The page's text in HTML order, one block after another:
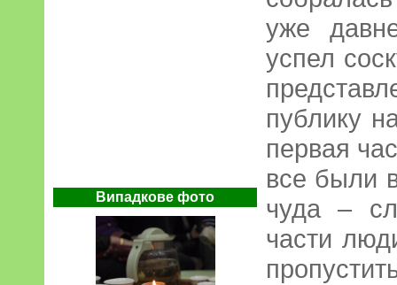
Випадкове фото
уже
успел
публику
первая
все были
чуда –
части